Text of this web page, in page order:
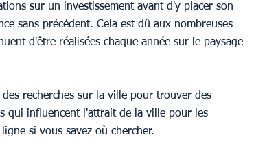
sur un investissement avant d'y placer son
sans précédent. Cela est dû aux nombreuses
d'être réalisées chaque année sur le paysage
recherches sur la ville pour trouver des
qui influencent l'attrait de la ville pour les
si vous savez où chercher.